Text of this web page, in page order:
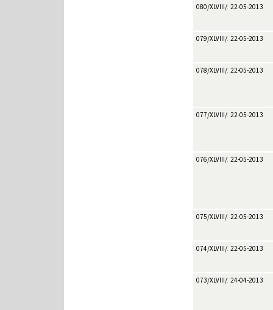
080/XLVIII/201322-05-2013
079/XLVIII/201322-05-2013
078/XLVIII/201322-05-2013
077/XLVIII/201322-05-2013
076/XLVIII/201322-05-2013
075/XLVIII/201322-05-2013
074/XLVIII/201322-05-2013
073/XLVIII/201324-04-2013